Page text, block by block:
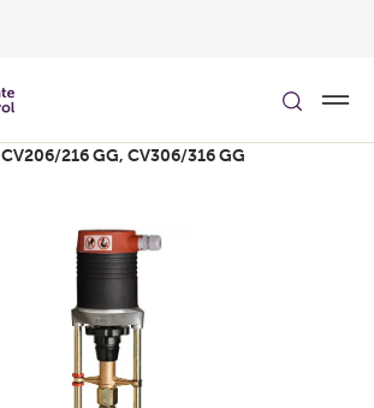
CV206/216 GG, CV306/316 GG